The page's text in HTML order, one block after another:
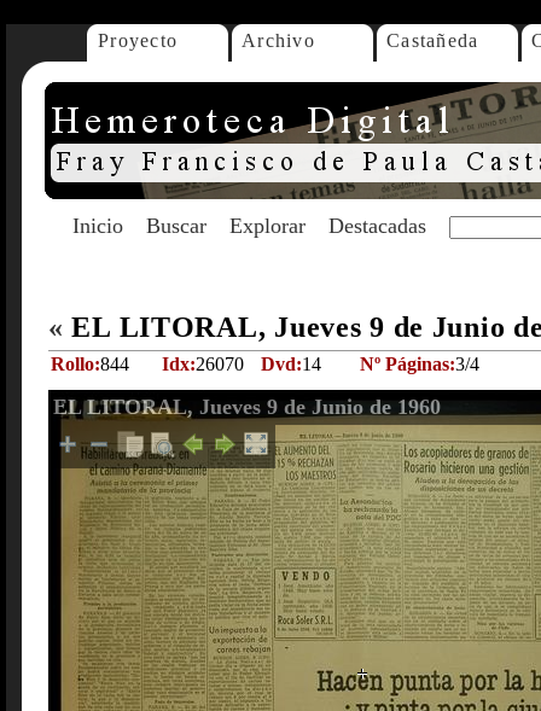
Proyecto Archivo Castañeda
Inicio Buscar Explorar Destacadas
« EL LITORAL, Jueves 9 de Junio
Rollo:844 Idx:26070 Dvd:14 Nº Páginas:3/4
EL LITORAL, Jueves 9 de Junio de 1960